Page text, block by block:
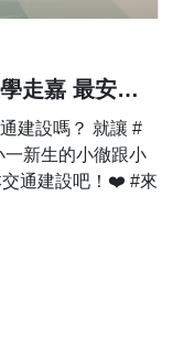
大家好我們是驚世一家！上學走嘉 最安全！
建設嗎？ 就讓 #
新生的小徹跟小
交通建設吧！❤️ #來